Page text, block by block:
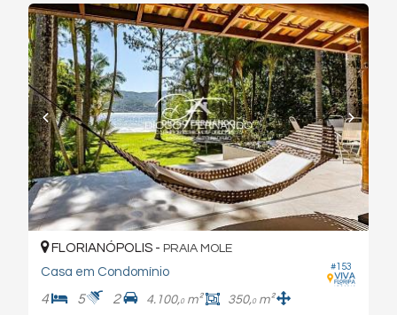
#153
FLORIANÓPOLIS - PRAIA MOLE
Casa em Condomínio
4 5 2 4.100,0m² 350,0m²